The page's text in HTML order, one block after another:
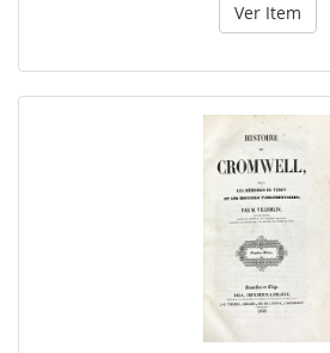
Ver Item